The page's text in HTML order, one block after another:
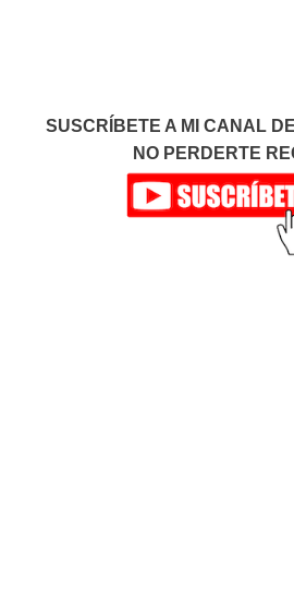
SUSCRÍBETE A MI CANAL
NO PERDERTE